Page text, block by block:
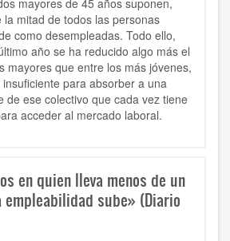
mayores de 45 años suponen,
la mitad de todos las personas
como desempleadas. Todo ello,
año se ha reducido algo más el
mayores que entre los más jóvenes,
para absorber a una
de ese colectivo que cada vez tiene
acceder al mercado laboral.
en quien lleva menos de un
empleabilidad sube» (Diario